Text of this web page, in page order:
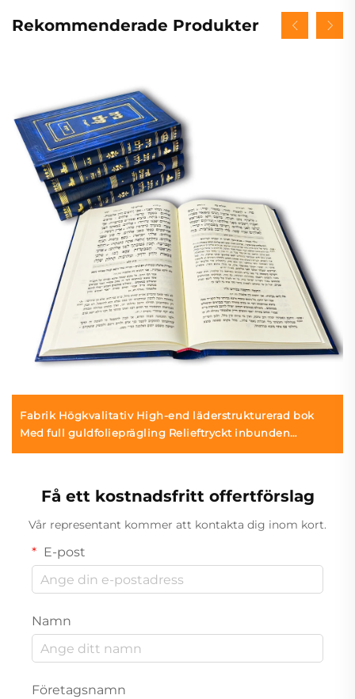
Rekommenderade Produkter
Fabrik Högkvalitativ High-end läderstrukturerad bok
Med full guldfolieprägling Relieftryckt inbunden
Få ett kostnadsfritt offertförslag
Vår representant kommer att kontakta dig inom kort.
E-post
Namn
Företagsnamn